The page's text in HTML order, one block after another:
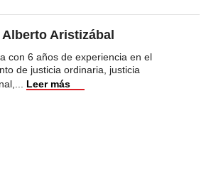
Alberto Aristizábal
con 6 años de experiencia en el
de justicia ordinaria, justicia
Leer más